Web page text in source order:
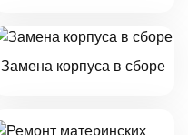
Замена корпуса в сборе